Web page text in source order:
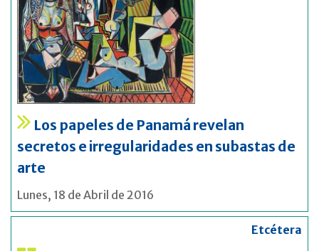
Los papeles de Panamá revelan
secretos e irregularidades en subastas de
arte
Lunes, 18 de Abril de 2016
Etcétera